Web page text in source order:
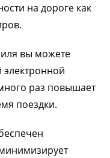
на дороге как
вы можете
электронной
раз повышает
поездки.